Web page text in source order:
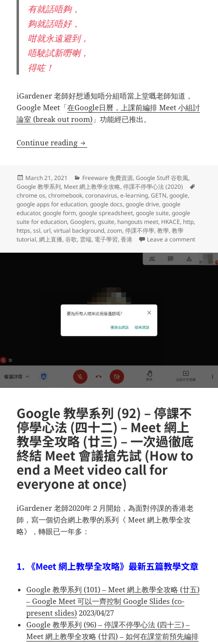
有就話唔夠，
夠就話唔好，
咁就永遠避到，
唔駛試新嘢喇，
得咗！
iGardener 老師好想通知唔分組唔當上堂嘅老師知道，
Google Meet「在Google日曆，上課前編排 Meet 小組討
論室 (break out room) 」功能經已推出。
Continue reading Google 教學系列 (96) – 停課不停學心法
Posted
on
March 21, 2021 Categories
Freeware 免費資源,Google Stuff 谷歌風,
Google 教學系列, Meet 網上教學全攻略,停課不停學心法 (2020)
chrome os,chromebook,coronavirus,e-learning,GETN,google,
google apps for education,google docs,google drive,google
educator,google form,google spreadsheet,google suite,google
suite for education,Googlers,gsuite, hangouts meet, HKACE, http,
https,ssl, url,virtual background,zoom,停課不停學,教學,教學
tutorial,網上直播,谷歌, 雲端, 電子學習,香港 Leave a commenton
Google 教學系列 (92) – 停課不
停學心法 (四十二) – Meet 網上
教學全攻略 (廿三) – 一次過徹底
終結 Meet 會議搶先試 (How to
end a Meet video call for
everyone at once)
iGardener 老師2020年２月開始，為面對停課的香港老
師，寫一個切合網上教學的系列《 Meet 網上教學全攻
略》，轉眼已一年多：
1. 《Meet 網上教學全攻略》最新五篇教學文章
Google 教學系列 (101) – Meet 網上教學全攻略 (廿五)
– Google Meet 可以一齊控制 Google Slides (co-
present slides) 2023/04/27
Google 教學系列 (96) – 停課不停學心法 (四十三) –
Meet 網上教學全攻略 (廿四) – 如何在課堂前預先編排